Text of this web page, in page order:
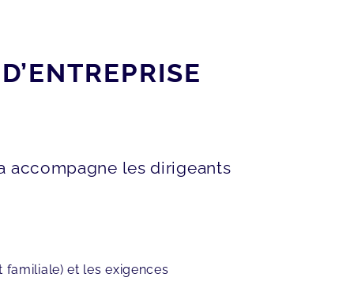
accompagne les dirigeants
et les exigences